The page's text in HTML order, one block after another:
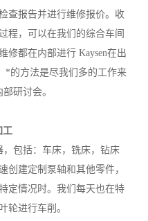
查报告并进行维修报价。收
程，可以在我们的综合车间
修都在内部进行 Kaysen在出
*的方法是尽我们多的工作来
研讨会。
工
包括：车床，铣床，钻床
创建定制泵轴和其他零件，
定情况时。我们每天也在特
轮进行车削。